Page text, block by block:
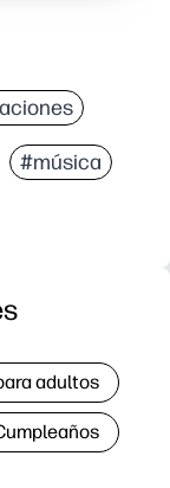
#música
adultos